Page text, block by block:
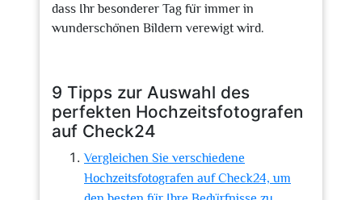
dass Ihr besonderer Tag für immer in
wunderschönen Bildern verewigt wird.
9 Tipps zur Auswahl des
perfekten Hochzeitsfotografen
auf Check24
Vergleichen Sie verschiedene
Hochzeitsfotografen auf Check24, um